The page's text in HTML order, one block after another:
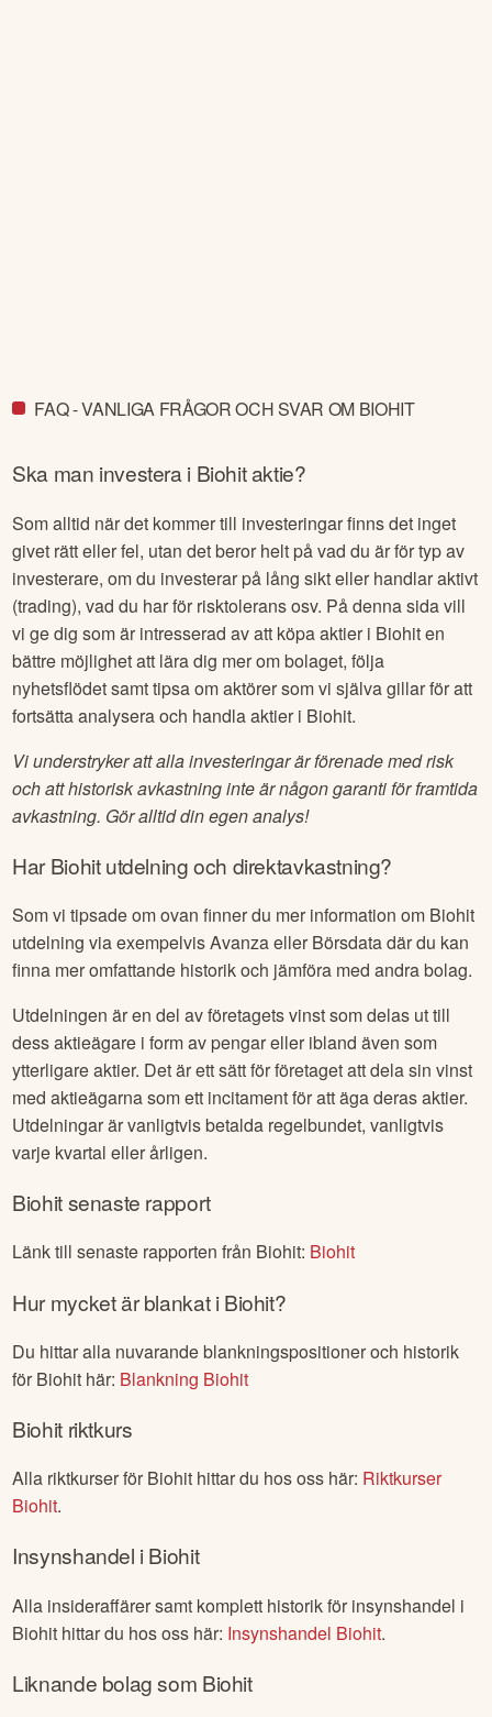
FAQ - VANLIGA FRÅGOR OCH SVAR OM BIOHIT
Ska man investera i Biohitaktie?
Som alltid när det kommer till investeringar finns det inget
givet rätt eller fel, utan det beror helt på vad du är för typ av
investerare, om du investerar på lång sikt eller handlar aktivt
(trading), vad du har för risktolerans osv. På denna sida vill
vi ge dig som är intresserad av att köpa aktier i Biohiten
bättre möjlighet att lära dig mer om bolaget, följa
nyhetsflödet samt tipsa om aktörer som vi själva gillar för att
fortsätta analysera och handla aktier i Biohit.
Vi understryker att alla investeringar är förenade med risk
och att historisk avkastning inte är någon garanti för framtida
avkastning. Gör alltid din egen analys!
HarBiohitutdelning och direktavkastning?
Som vi tipsade om ovan finner du mer information om Biohit
utdelning via exempelvis Avanza eller Börsdata där du kan
finna mer omfattande historik och jämföra med andra bolag.
Utdelningen är en del av företagets vinst som delas ut till
dess aktieägare i form av pengar eller ibland även som
ytterligare aktier. Det är ett sätt för företaget att dela sin vinst
med aktieägarna som ett incitament för att äga deras aktier.
Utdelningar är vanligtvis betalda regelbundet, vanligtvis
varje kvartal eller årligen.
Biohitsenaste rapport
Länk till senaste rapporten från Biohit: Biohit
Hur mycket är blankat iBiohit?
Du hittar alla nuvarande blankningspositioner och historik
för Biohit här: Blankning Biohit
Biohitriktkurs
Alla riktkurser för Biohit hittar du hos oss här: Riktkurser
Biohit.
Insynshandel iBiohit
Alla insideraffärer samt komplett historik för insynshandel i
Biohit hittar du hos oss här: Insynshandel Biohit.
Liknande bolag som Biohit